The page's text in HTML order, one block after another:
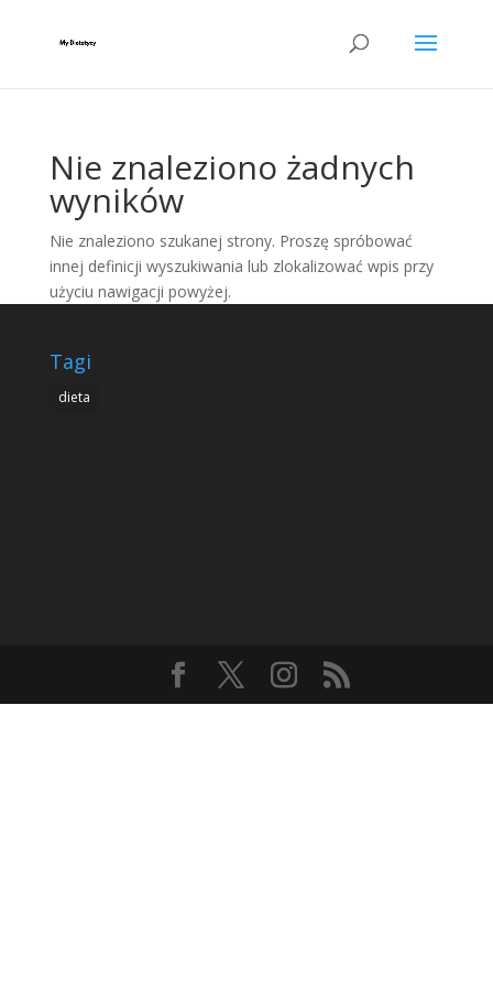
Nie znaleziono żadnych
wyników
Nie znaleziono szukanej strony. Proszę spróbować
innej definicji wyszukiwania lub zlokalizować wpis przy
użyciu nawigacji powyżej.
Tagi
dieta